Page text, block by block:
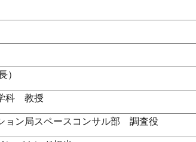
）
科 教授
ョン局スペースコンサル部 調査役